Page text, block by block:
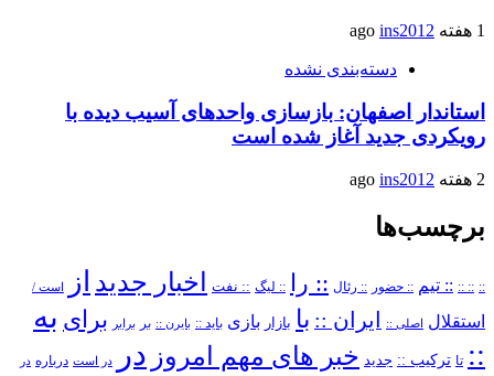
1 هفته ago ins2012
دسته‌بندی نشده
استاندار اصفهان: بازسازی واحدهای آسیب دیده با
رویکردی جدید آغاز شده است
2 هفته ago ins2012
برچسب‌ها
::
:: :: :: تیم :: حضور :: رئال :: را :: لیگ :: نفت اخبار جدید از است /
استقلال اصلی :: ایران :: با بازار بازی باید :: بایرن :: بر برابر برای به
:: تا ترکیب :: جدید خبر های مهم امروز در در است درباره در